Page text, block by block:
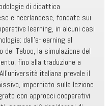
di didattica
e neerlandese, fondate sui
learning, in alcuni casi
dall’e-learning al
Taboo, la simulazione del
fino alla traduzione a
italiana prevale il
imperniato sulla lezione
con approcci cooperativi